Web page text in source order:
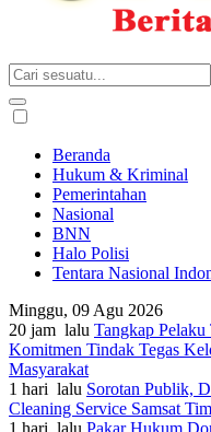
Beranda
Hukum & Kriminal
Pemerintahan
Nasional
BNN
Halo Polisi
Tentara Nasional
Minggu, 09 Agu 2026
20 jam lalu Tangkap Pelaku
Komitmen Tindak Tegas
Masyarakat
1 hari lalu Sorotan Publik,
Cleaning Service Samsat
1 hari lalu Pakar Hukum